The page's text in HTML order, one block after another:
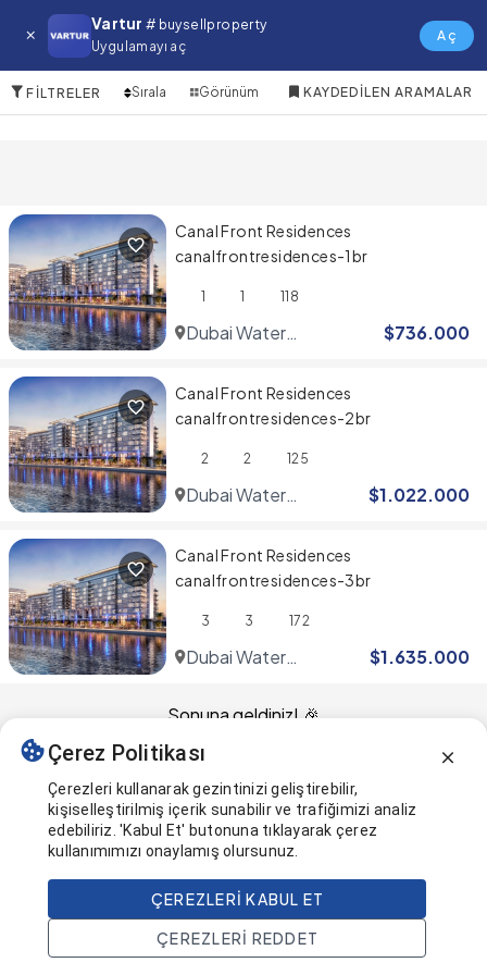
Vartur # buysellproperty
Uygulamayı aç
Aç
Dubai Water Canal Satılık Daire
FILTRELER Sırala Görünüm KAYDEDILEN ARAMALAR
Canal Front Residences
canalfrontresidences-1br
1 1 118
Dubai Water
$736.000
Canal Front Residences
canalfrontresidences-2br
2 2 125
Dubai Water
$1.022.000
Canal Front Residences
canalfrontresidences-3br
3 3 172
Dubai Water
$1.635.000
Sonuna geldiniz! 🎉
Ana Sayfa Ara Projeler Hesap
Çerez Politikası
Çerezleri kullanarak gezintinizi geliştirebilir,
kişiselleştirilmiş içerik sunabilir ve trafiğimizi analiz
edebiliriz. 'Kabul Et' butonuna tıklayarak çerez
kullanımımızı onaylamış olursunuz.
ÇEREZLERI KABUL ET
ÇEREZLERI REDDET